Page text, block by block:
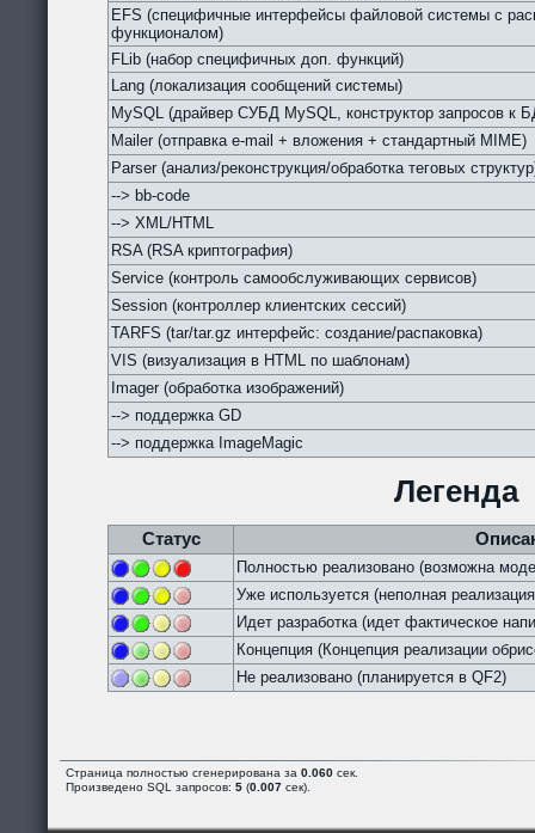
EFS (специфичные интерфейсы файловой системы с
функционалом)
FLib (набор специфичных доп. функций)
Lang (локализация сообщений системы)
MySQL (драйвер СУБД MySQL, конструктор запросов к
Mailer (отправка e-mail + вложения + стандартный MIME)
Parser (анализ/реконструкция/обработка теговых
--> bb-code
--> XML/HTML
RSA (RSA криптография)
Service (контроль самообслуживающих сервисов)
Session (контроллер клиентских сессий)
TARFS (tar/tar.gz интерфейс: создание/распаковка)
VIS (визуализация в HTML по шаблонам)
Imager (обработка изображений)
--> поддержка GD
--> поддержка ImageMagic
Легенда
Статус
Полностью реализовано (возможна
Уже используется (неполная
Идет разработка (идет фактическое
Концепция (Концепция реализации
Не реализовано (планируется в QF2)
Страница полностью сгенерирована за 0.060 сек.
Произведено SQL запросов: 5 (0.007 сек).